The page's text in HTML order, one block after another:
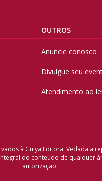
OUTROS
Anuncie conosco
Divulgue seu
Atendimento ao
à Guiya Editora. Vedada a
do conteúdo de qualquer
autorização.